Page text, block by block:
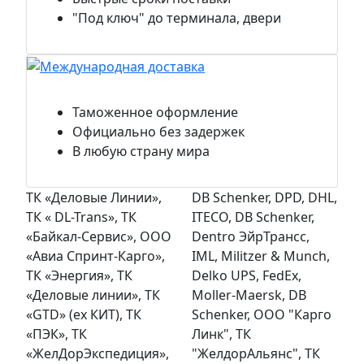
"Под ключ" до терминала, двери
Международная доставка
Таможенное оформление
Официально без задержек
В любую страну мира
ТК «Деловые Линии»,
ТК « DL-Trans», ТК
«Байкал-Сервис», ООО
«Авиа Спринт-Карго»,
ТК «Энергия», ТК
«Деловые линии», ТК
«GTD» (ex КИТ), ТК
«ПЭК», ТК
«ЖелДорЭкспедиция»,
DB Schenker, DPD, DHL,
ITECO, DB Schenker,
Dentro ЭйрТрансс,
IML, Militzer & Munch,
Delko UPS, FedEx,
Moller-Maersk, DB
Schenker, ООО "Карго
Линк", ТК
"ЖелдорАльянс", ТК